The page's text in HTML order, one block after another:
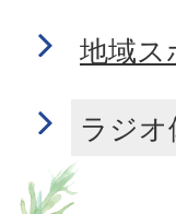
地域ス
ラジ